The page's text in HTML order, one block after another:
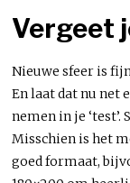
Vergeet
Nieuwe sfeer is
En laat dat nu net
nemen in je
Misschien is het
goed formaat,